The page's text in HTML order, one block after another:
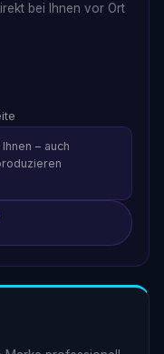
bei Ihnen vor Ort
– auch